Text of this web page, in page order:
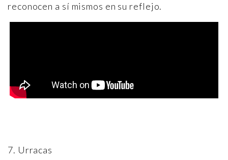
reconocen a sí mismos en su reflejo.
7. Urracas